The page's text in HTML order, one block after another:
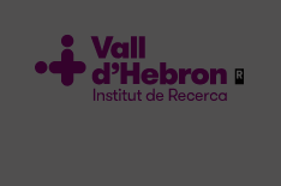
main